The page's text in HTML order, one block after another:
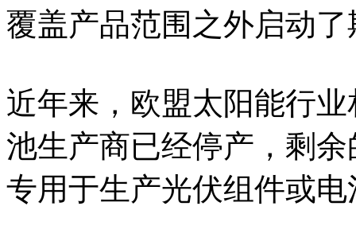
覆盖产品范围之外启动
近年来，欧盟太阳能行
池生产商已经停产，剩
专用于生产光伏组件或电